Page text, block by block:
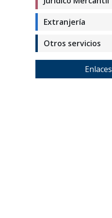
Extranjería
Otros servicios
Enlaces